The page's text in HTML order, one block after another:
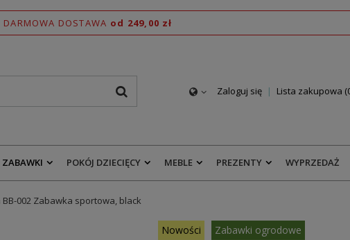
DARMOWA DOSTAWA od 249,00 zł
Zaloguj się Lista zakupowa
ZABAWKI POKÓJ DZIECIĘCY MEBLE PREZENTY WYPRZEDAŻ
002 Zabawka sportowa, black
Nowości Zabawki ogrodowe